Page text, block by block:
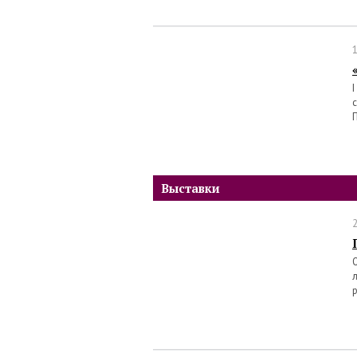
Выставки